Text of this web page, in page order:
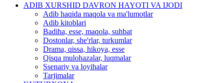
ADIB XURSHID DAVRON HAYOTI VA IJODI
Adib haqida maqola va ma'lumotlar
Adib kitoblari
Badiha, esse, maqola, suhbat
Dostonlar, she'rlar, turkumlar
Drama, qissa, hikoya, esse
Qisqa mulohazalar, luqmalar
Ssenariy va loyihalar
Tarjimalar